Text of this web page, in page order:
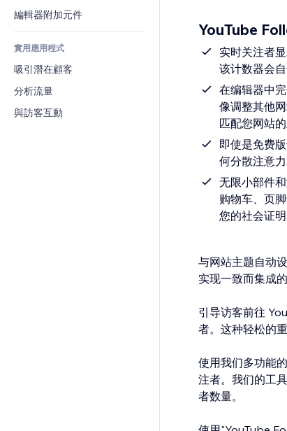
食品及飲料
內容服務
計算機
搜尋
天氣
圖表與表格
社群
評價與推薦
CRM
編輯器附加元件
實用應用程式
吸引潛在顧客
分析流量
與訪客互動
YouTube
实时关注者
该计数器会
在编辑器中
像调整其他
匹配您网站
即使是免费
何分散注意
无限小部件
购物车、页
您的社会证
与网站主题自动
实现一致而集成
引导访客前往
者。这种轻松的
使用我们多功能
注者。我们的工
者数量。